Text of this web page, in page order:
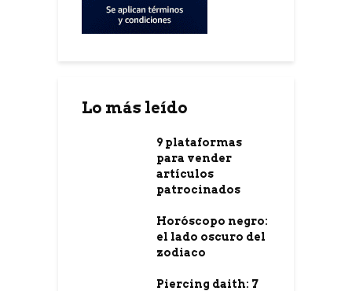
Lo más leído
9 plataformas
para vender
artículos
patrocinados
Horóscopo negro:
el lado oscuro del
zodiaco
Piercing daith: 7